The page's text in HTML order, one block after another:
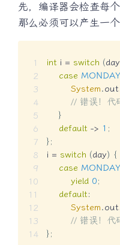
先，编译器会检查每
那么必须可以产生一个
int i = switch (day
case MONDAY
System.out
// 错误！代
}
default -> 1 ;
};
i = switch (day) {
case MONDAY
yield 0;
default:
System.out
// 错误！代
};